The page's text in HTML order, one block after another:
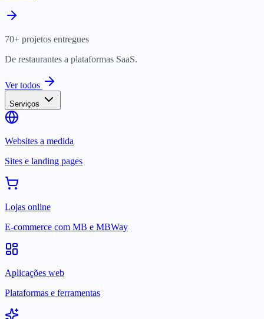
70+ projetos entregues
De restaurantes a plataformas SaaS.
Ver todos
Serviços
Websites a medida
Sites e landing pages
Lojas online
E-commerce com MB e MBWay
Aplicações web
Plataformas e ferramentas